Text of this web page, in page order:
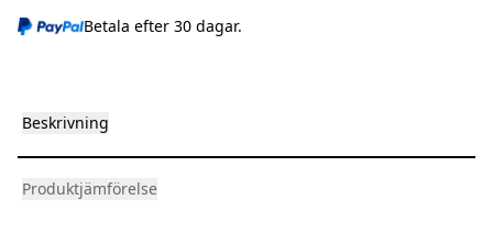
Betala efter 30 dagar.
Beskrivning
Produktjämförelse